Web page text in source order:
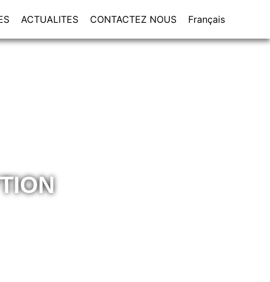
ACTUALITES CONTACTEZ NOUS Français